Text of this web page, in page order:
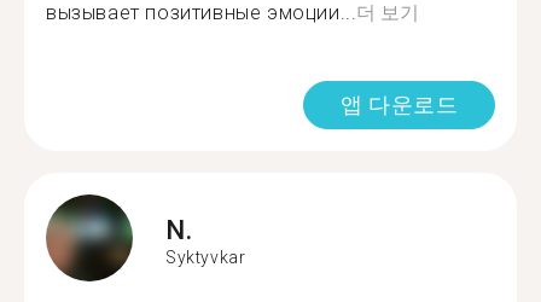
вызывает позитивные эмоции...더 보기
앱 다운로드
N.
Syktyvkar